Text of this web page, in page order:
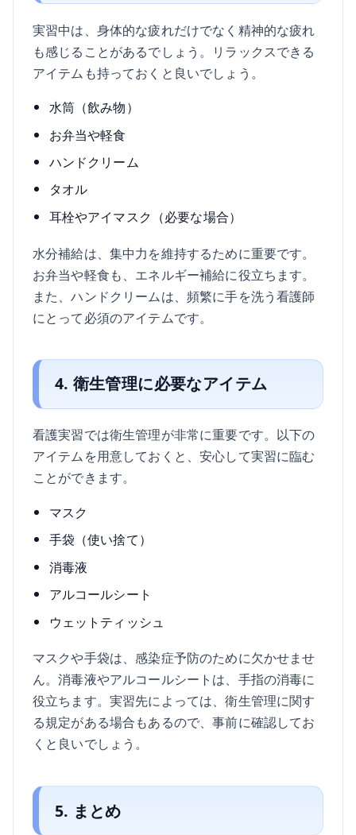
実習中は、身体的な疲れだけでなく精神的な疲れ
も感じることがあるでしょう。リラックスできる
アイテムも持っておくと良いでしょう。
水筒（飲み物）
お弁当や軽食
ハンドクリーム
タオル
耳栓やアイマスク（必要な場合）
水分補給は、集中力を維持するために重要です。
お弁当や軽食も、エネルギー補給に役立ちます。
また、ハンドクリームは、頻繁に手を洗う看護師
にとって必須のアイテムです。
4. 衛生管理に必要なアイテム
看護実習では衛生管理が非常に重要です。以下の
アイテムを用意しておくと、安心して実習に臨む
ことができます。
マスク
手袋（使い捨て）
消毒液
アルコールシート
ウェットティッシュ
マスクや手袋は、感染症予防のために欠かせませ
ん。消毒液やアルコールシートは、手指の消毒に
役立ちます。実習先によっては、衛生管理に関す
る規定がある場合もあるので、事前に確認してお
くと良いでしょう。
5. まとめ